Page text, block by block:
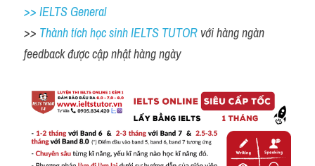
>> IELTS General
>> Thành tích học sinh IELTS TUTOR với hàng ngàn
feedback được cập nhật hàng ngày